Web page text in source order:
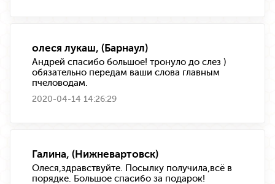
олеся лукаш, (Барнаул)
Андрей спасибо большое! тронуло до слез )
обязательно передам ваши слова главным
пчеловодам.
2020-04-14 14:26:29
Галина, (Нижневартовск)
Олеся,здравствуйте. Посылку получила,всё в
порядке. Большое спасибо за подарок!